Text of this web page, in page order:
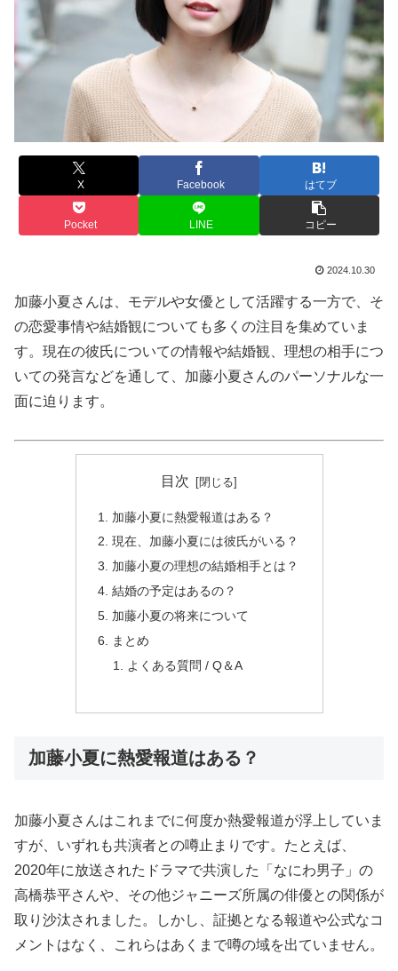
X Facebook はてブ
Pocket LINE コピー
2024.10.30
加藤小夏さんは、モデルや女優として活躍する一方で、そ
の恋愛事情や結婚観についても多くの注目を集めていま
す。現在の彼氏についての情報や結婚観、理想の相手につ
いての発言などを通して、加藤小夏さんのパーソナルな一
面に迫ります。
目次
加藤小夏に熱愛報道はある？
現在、加藤小夏には彼氏がいる？
加藤小夏の理想の結婚相手とは？
結婚の予定はあるの？
加藤小夏の将来について
まとめ
よくある質問 / Q＆A
加藤小夏に熱愛報道はある？
加藤小夏さんはこれまでに何度か熱愛報道が浮上していま
すが、いずれも共演者との噂止まりです。たとえば、
2020年に放送されたドラマで共演した「なにわ男子」の
高橋恭平さんや、その他ジャニーズ所属の俳優との関係が
取り沙汰されました。しかし、証拠となる報道や公式なコ
メントはなく、これらはあくまで噂の域を出ていません。